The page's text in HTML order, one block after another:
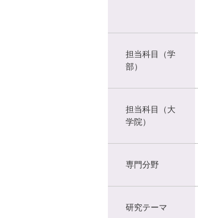
担当科目（学
部）
担当科目（大
学院）
専門分野
研究テーマ